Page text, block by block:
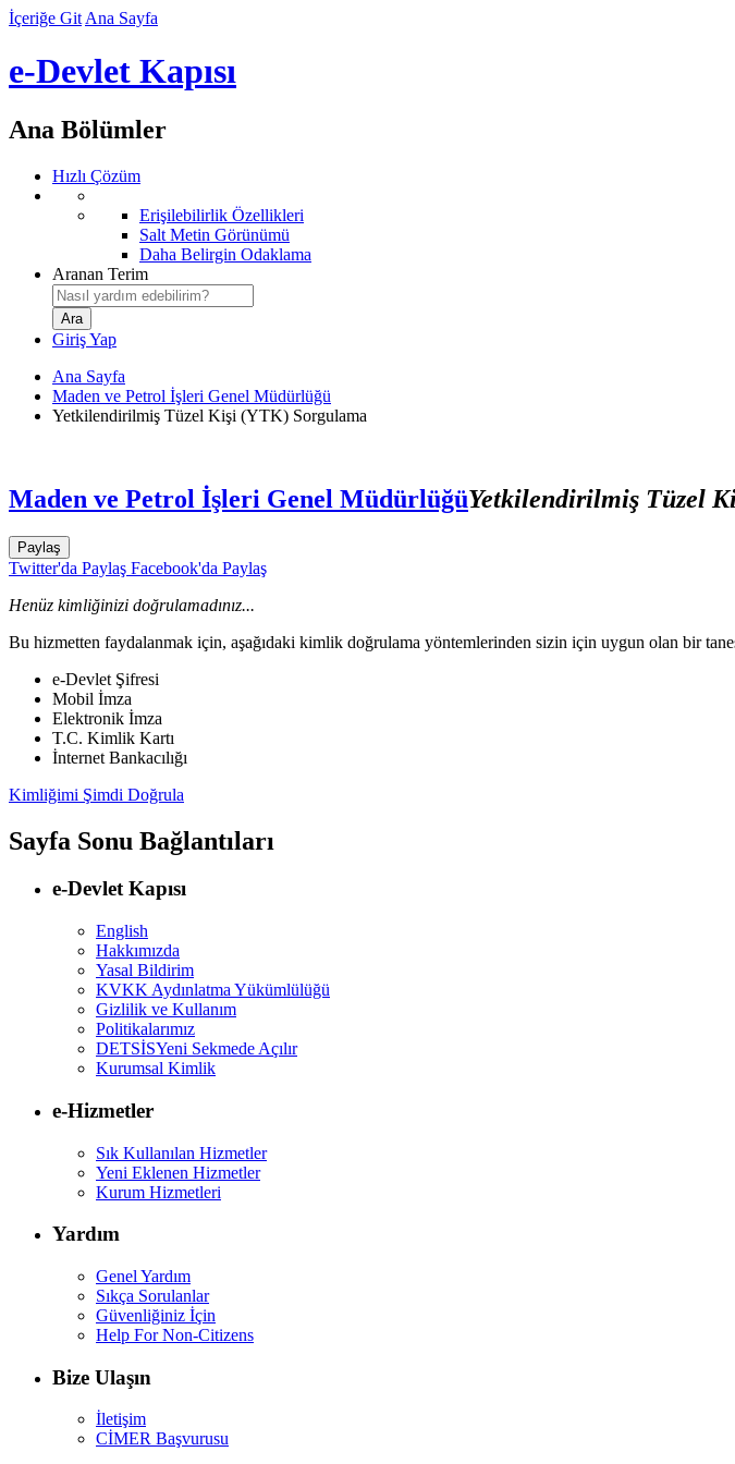
İçeriğe Git Ana Sayfa
e-Devlet Kapısı
Ana Bölümler
Hızlı Çözüm
Erişilebilirlik Özellikleri
Salt Metin Görünümü
Daha Belirgin Odaklama
Aranan Terim
Giriş Yap
Ana Sayfa
Maden ve Petrol İşleri Genel Müdürlüğü
Yetkilendirilmiş Tüzel Kişi (YTK) Sorgulama
Maden ve Petrol İşleri Genel MüdürlüğüYetkilendirilmiş Tüzel
Paylaş
Twitter'da Paylaş Facebook'da Paylaş
Henüz kimliğinizi doğrulamadınız...
Bu hizmetten faydalanmak için, aşağıdaki kimlik doğrulama yöntemlerinden sizin için uygun olan bir
e-Devlet Şifresi
Mobil İmza
Elektronik İmza
T.C. Kimlik Kartı
İnternet Bankacılığı
Kimliğimi Şimdi Doğrula
Sayfa Sonu Bağlantıları
e-Devlet Kapısı
English
Hakkımızda
Yasal Bildirim
KVKK Aydınlatma Yükümlülüğü
Gizlilik ve Kullanım
Politikalarımız
DETSİSYeni Sekmede Açılır
Kurumsal Kimlik
e-Hizmetler
Sık Kullanılan Hizmetler
Yeni Eklenen Hizmetler
Kurum Hizmetleri
Yardım
Genel Yardım
Sıkça Sorulanlar
Güvenliğiniz İçin
Help For Non-Citizens
Bize Ulaşın
İletişim
CİMER Başvurusu